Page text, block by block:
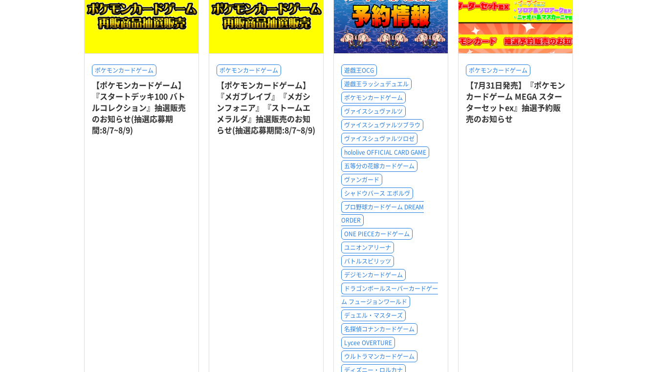
ポケモンカードゲーム
【ポケモンカードゲーム】
『スタートデッキ100 バト
ルコレクション』抽選販売
のお知らせ(抽選応募期
間:8/7~8/9)
ポケモンカードゲーム
【ポケモンカードゲーム】
『メガブレイブ』『メガシ
ンフォニア』『ストームエ
メラルダ』抽選販売のお知
らせ(抽選応募期間:8/7~8/9)
遊戯王OCG
遊戯王ラッシュデュエル
ポケモンカードゲーム
ヴァイスシュヴァルツ
ヴァイスシュヴァルツブラウ
ヴァイスシュヴァルツロゼ
hololive OFFICIAL CARD GAME
五等分の花嫁カードゲーム
ヴァンガード
シャドウバース エボルヴ
プロ野球カードゲーム DREAM
ORDER
ONE PIECEカードゲーム
ユニオンアリーナ
バトルスピリッツ
デジモンカードゲーム
ドラゴンボールスーパーカードゲー
ム フュージョンワールド
デュエル・マスターズ
名探偵コナンカードゲーム
Lycee OVERTURE
ウルトラマンカードゲーム
ディズニー・ロルカナ
ポケモンカードゲーム
【7月31日発売】『ポケモン
カードゲーム MEGA スター
ターセットex』抽選予約販
売のお知らせ